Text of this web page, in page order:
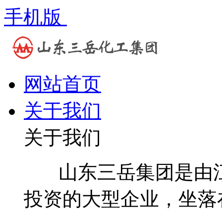
手机版
网站首页
关于我们
关于我们
山东三岳集团是由
投资的大型企业，坐